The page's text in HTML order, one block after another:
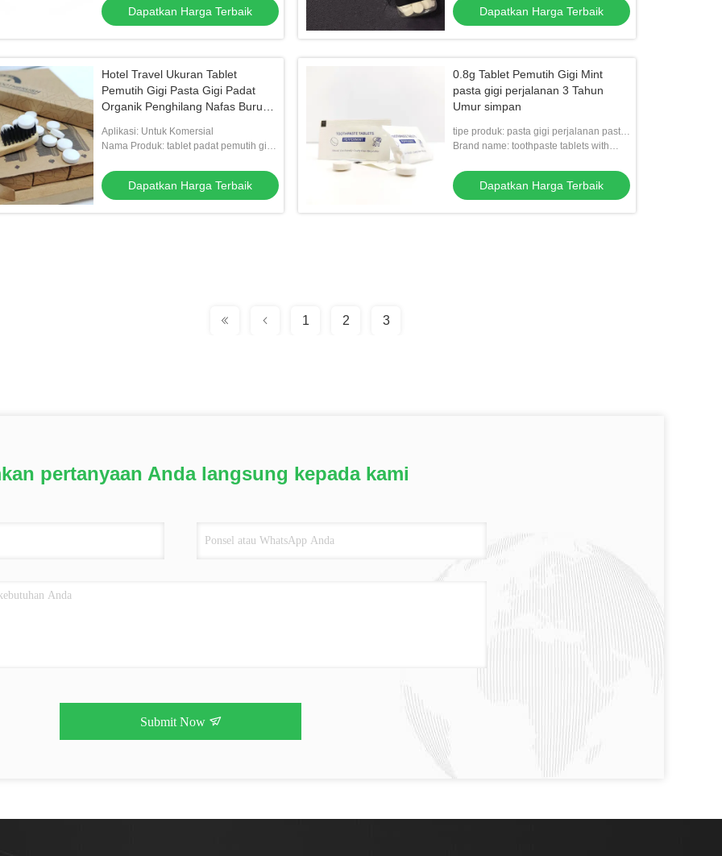
Dapatkan Harga Terbaik Dapatkan Harga Terbaik
Hotel Travel Ukuran Tablet
Pemutih Gigi Pasta Gigi Padat
Organik Penghilang Nafas Buruk
Aplikasi: Untuk Komersial
Nama Produk: tablet padat pemutih gigi
Dapatkan Harga Terbaik
0.8g Tablet Pemutih Gigi Mint
pasta gigi perjalanan 3 Tahun
Umur simpan
tipe produk: pasta gigi perjalanan pasta
gigi padat
Brand name: toothpaste tablets with
Dapatkan Harga Terbaik
1 2 3
pertanyaan Anda langsung kepada kami
Submit Now